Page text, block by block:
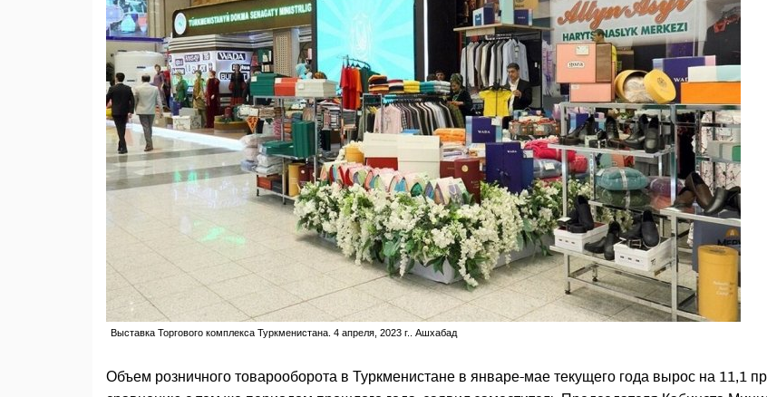
Выставка Торгового комплекса Туркменистана. 4 апреля, 2023 г.. Ашхабад
Объем розничного товарооборота в Туркменистане в январе-мае текущего года вырос на 11,1